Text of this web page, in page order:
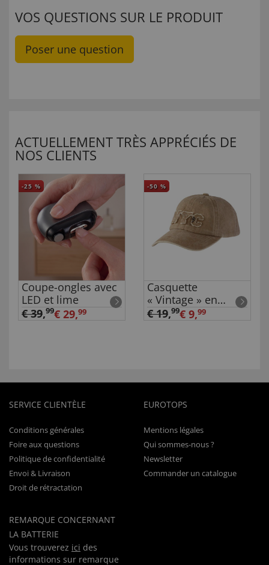
VOS QUESTIONS SUR LE PRODUIT
Poser une question
ACTUELLEMENT TRÈS APPRÉCIÉS DE
NOS CLIENTS
-25 %
Coupe-ongles avec
LED et lime
€ 39,99€ 29,99
-50 %
Casquette
« Vintage » en
coton
€ 19,99€ 9,99
SERVICE CLIENTÈLE
Conditions générales
Foire aux questions
Politique de confidentialité
Envoi & Livraison
Droit de rétractation
REMARQUE CONCERNANT
LA BATTERIE
Vous trouverez ici des
informations sur remarque
EUROTOPS
Mentions légales
Qui sommes-nous ?
Newsletter
Commander un catalogue